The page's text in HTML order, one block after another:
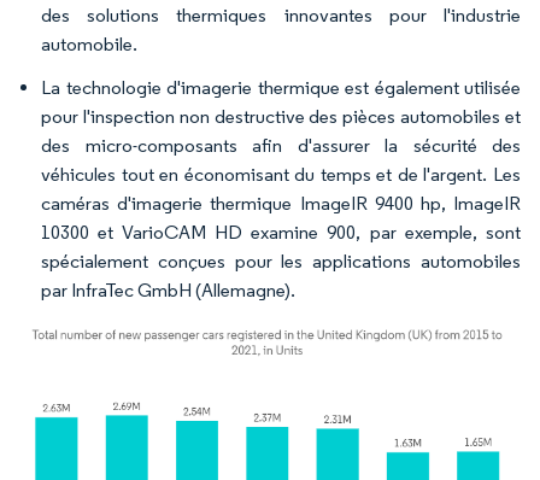
des solutions thermiques innovantes pour l'industrie
automobile.
La technologie d'imagerie thermique est également utilisée
pour l'inspection non destructive des pièces automobiles et
des micro-composants afin d'assurer la sécurité des
véhicules tout en économisant du temps et de l'argent. Les
caméras d'imagerie thermique ImageIR 9400 hp, ImageIR
10300 et VarioCAM HD examine 900, par exemple, sont
spécialement conçues pour les applications automobiles
par InfraTec GmbH (Allemagne).